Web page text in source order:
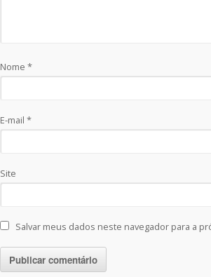
Nome *
E-mail *
Site
Salvar meus dados neste navegador para a